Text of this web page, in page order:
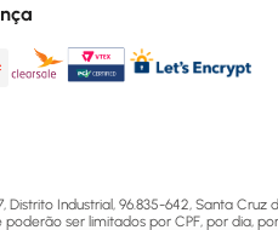
Distrito Industrial, 96.835-642, Santa
ser limitados por CPF, por dia,